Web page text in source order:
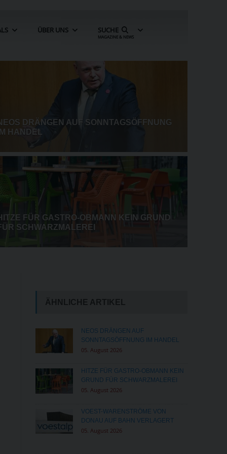
ÜBER UNS SUCHE
MAGAZINE & NEWS
PAKS-ABSCHALTUNG KÖNNTE
UNGARISCHE WIRTSCHAFT BREMSEN
KREDITSCHÜTZER FÜR SOZIALE
STAFFELUNG
ÄHNLICHE ARTIKEL
NEOS DRÄNGEN AUF
SONNTAGSÖFFNUNG IM HANDEL
05. August 2026
HITZE FÜR GASTRO-OBMANN KEIN
GRUND FÜR SCHWARZMALEREI
05. August 2026
VOEST-WARENSTRÖME VON
DONAU AUF BAHN VERLAGERT
05. August 2026